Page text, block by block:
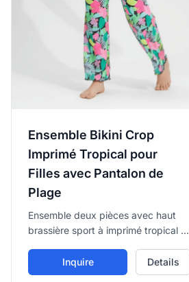
Ensemble Bikini Crop
Imprimé Tropical pour
Filles avec Pantalon de
Plage
Ensemble deux pièces avec haut
brassière sport à imprimé tropical et
assorti, parfait pour aller de la plage
à la rue.
Inquire Details